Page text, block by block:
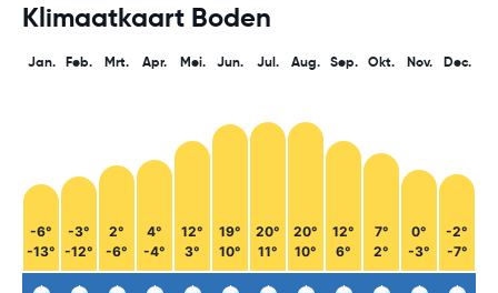
Klimaatkaart Boden
Jan.
-6°
-13°
Feb.
-3°
-12°
Mrt.
2°
-6°
Apr.
4°
-4°
Mei.
12°
3°
Jun.
19°
10°
Jul.
20°
11°
Aug.
20°
10°
Sep.
12°
6°
Okt.
7°
2°
Nov.
0°
-3°
Dec.
-2°
-7°